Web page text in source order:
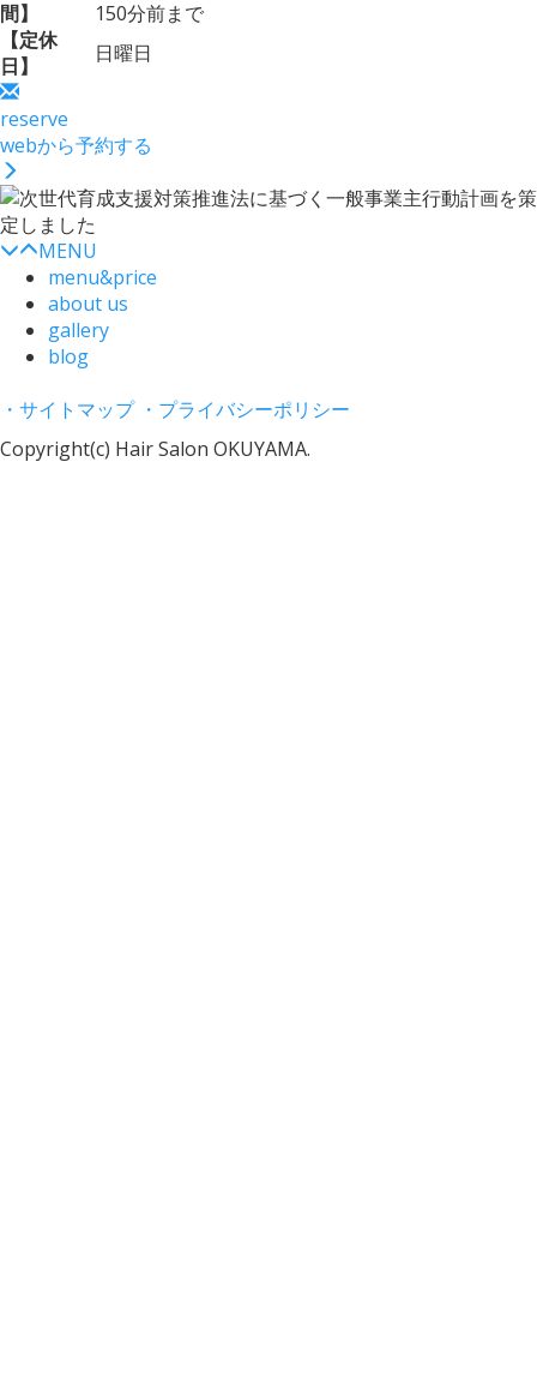
間】
150分前まで
【定休
日】
日曜日
reserve
webから予約する
MENU
menu&price
about us
gallery
blog
・サイトマップ ・プライバシーポリシー
Copyright(c) Hair Salon OKUYAMA.